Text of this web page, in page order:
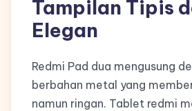
Tampilan Tipis
Elegan
Redmi Pad dua mengusung
berbahan metal yang
namun ringan. Tablet redmi